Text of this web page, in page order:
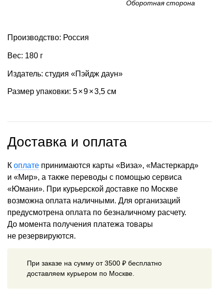
Оборотная сторона
Производство: Россия
Вес: 180 г
Издатель: студия «Пэйдж даун»
Размер упаковки: 5×9×3,5 см
Доставка и оплата
К оплате принимаются карты «Виза», «Мастеркард»
и «Мир», а также переводы с помощью сервиса
«Юмани». При курьерской доставке по Москве
возможна оплата наличными. Для организаций
предусмотрена оплата по безналичному расчету.
До момента получения платежа товары
не резервируются.
При заказе на сумму от 3500 ₽ бесплатно
доставляем курьером по Москве.